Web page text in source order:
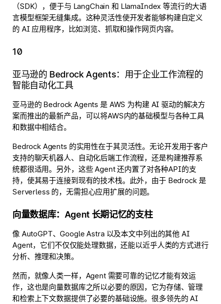
（SDK），便于与 LangChain 和 LlamaIndex 等流行的大语
言模型框架无缝集成。这种灵活性使开发者能够构建自定义
的 AI 应用程序，比如浏览、抓取和操作网页内容。
10
亚马逊的 Bedrock Agents：用于企业工作流程的
智能自动化工具
亚马逊的 Bedrock Agents 是 AWS 为构建 AI 驱动的解决方
案而推出的最新产品，可以将AWS内的基础模型与各种工具
和数据中相结合。
Bedrock Agents 的实用性在于其灵活性。无论开发用于客户
支持的聊天机器人、自动化后端工作流程，还是构建推荐系
统都很适用。另外，这些 Agent 还内置了对各种API的支
持，使其易于连接到现有的技术栈。此外，由于 Bedrock 是
Serverless 的，无需担心应用扩展的问题。
向量数据库：Agent 长期记忆的支柱
像 AutoGPT、Google Astra 以及本文中列出的其他 AI
Agent，它们不仅仅能处理数据，还能以近乎人类的方式进行
分析、推理和决策。
然而，就像人类一样，Agent 需要可靠的记忆才能有效运
作，这也是向量数据库之所以必要的原因，它为存储、管理
和检索上下文数据提供了必要的基础设施。很多领先的 AI